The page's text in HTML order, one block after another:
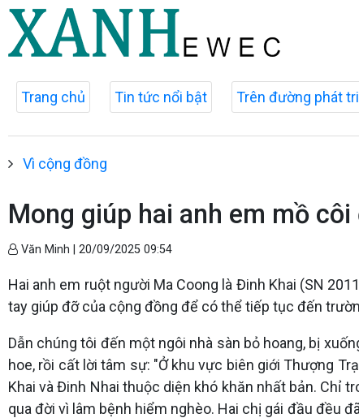
Trang chủ Tin tức nổi bật Trên đường phát
Vì cộng đồng
Mong giúp hai anh em mồ
Văn Minh | 20/09/2025 09:54
Hai anh em ruột người Ma Coong là Đinh Khai (SN
tay giúp đỡ của cộng đồng để có thể tiếp tục đến
Dẫn chúng tôi đến một ngôi nhà sàn bỏ hoang, bị
hoe, rồi cất lời tâm sự: "Ở khu vực biên giới Thượng
Khai và Đinh Nhai thuộc diện khó khăn nhất bản. Chỉ
qua đời vì lâm bệnh hiểm nghèo. Hai chị gái đầu đều